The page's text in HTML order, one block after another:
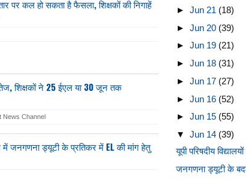
पर कल हो सकता है फैसला, शिक्षकों की निगाहें
शिक्षकों ने 25 ईएल या 30 जून तक
Channel
में जनगणना ड्यूटी के प्रतिकर में EL की मांग हेतु
► Jun 21 (18)
► Jun 20 (39)
► Jun 19 (21)
► Jun 18 (31)
► Jun 17 (27)
► Jun 16 (52)
► Jun 15 (55)
▼ Jun 14 (39)
यूपी परिषदीय
जनगणना ड्यूटी के